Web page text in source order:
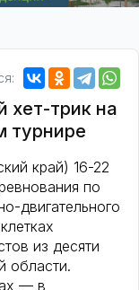
хет-трик на
турнире
край) 16-22
по
двигательного
из десяти
области.
— в